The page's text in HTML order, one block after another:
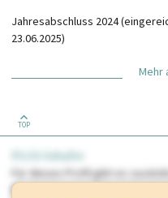
Jahresabschluss 2024
23.06.2025)
Mehr
TOP
PLUS Inhalte
Für dieses Profil gibt es
Sie momentan nicht einsehen